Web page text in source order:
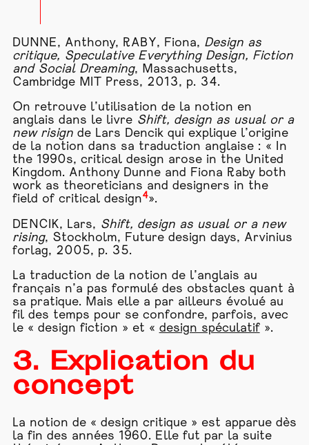
DUNNE, Anthony, RABY, Fiona, Design as
critique, Speculative Everything Design, Fiction
and Social Dreaming, Massachusetts,
Cambridge MIT Press, 2013, p. 34.
On retrouve l’utilisation de la notion en
anglais dans le livre Shift, design as usual or a
new risignde Lars Dencik qui explique l’origine
de la notion dans sa traduction anglaise : « In
the 1990s, critical design arose in the United
Kingdom. Anthony Dunne and Fiona Raby both
work as theoreticians and designers in the
field of critical design4».
DENCIK, Lars, Shift, design as usual or a new
rising, Stockholm, Future design days, Arvinius
forlag, 2005, p. 35.
La traduction de la notion de l’anglais au
français n’a pas formulé des obstacles quant à
sa pratique. Mais elle a par ailleurs évolué au
fil des temps pour se confondre, parfois, avec
le « design fiction » et « design spéculatif».
3. Explication du
concept
La notion de « design critique » est apparue dès
la fin des années 1960. Elle fut par la suite